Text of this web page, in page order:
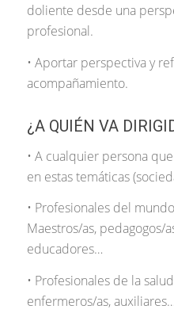
doliente desde una
profesional.
• Aportar perspectiva y
acompañamiento.
¿A QUIÉN VA
• A cualquier persona
en estas temáticas
• Profesionales del
Maestros/as, pedagogos/
educadores…
• Profesionales de la
enfermeros/as, auxiliares…